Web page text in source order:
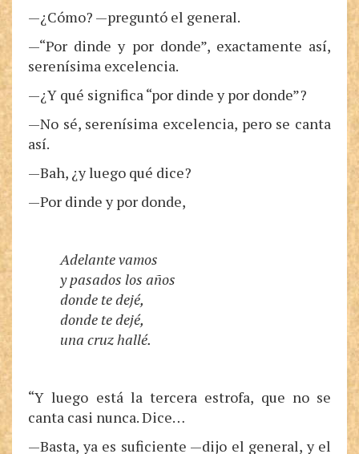
—¿Cómo? —preguntó el general.
—“Por dinde y por donde”, exactamente así,
serenísima excelencia.
—¿Y qué significa “por dinde y por donde”?
—No sé, serenísima excelencia, pero se canta
así.
—Bah, ¿y luego qué dice?
—Por dinde y por donde,
Adelante vamos
y pasados los años
donde te dejé,
donde te dejé,
una cruz hallé.
“Y luego está la tercera estrofa, que no se
canta casi nunca. Dice…
—Basta, ya es suficiente —dijo el general, y el